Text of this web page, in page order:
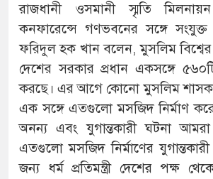
রাজধানী ওসমানী স্মৃতি
কনফারেন্সে গণভবনের সঙ্গে সংযুক্ত
ফরিদুল হক খান বলেন, মুসলিম
দেশের সরকার প্রধান একসঙ্গে
করছে। এর আগে কোনো মুসলিম শাসক
এক সঙ্গে এতগুলো মসজিদ নির্মাণ
অনন্য এবং যুগান্তকারী ঘটনা
এতগুলো মসজিদ নির্মাণের
জন্য ধর্ম প্রতিমন্ত্রী দেশের পক্ষ থেকে